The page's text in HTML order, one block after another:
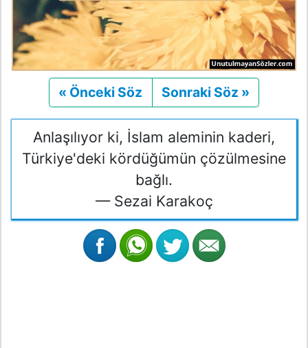
« Önceki Söz Önceki
Sonraki Söz »
Anlaşılıyor ki, İslam aleminin kaderi,
Türkiye'deki kördüğümün çözülmesine
bağlı.
— Sezai Karakoç